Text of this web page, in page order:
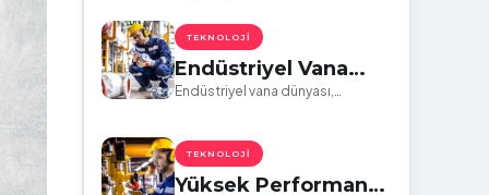
TEKNOLOJI
Endüstriyel Vana
Dünyasında
Marka Seçimleri için
Bir Kılavuz
Endüstriyel vana dünyası,
endüstriyel uygulamanın ayrılmaz
bir parçasıdır.
TEKNOLOJI
Yüksek Performanslı